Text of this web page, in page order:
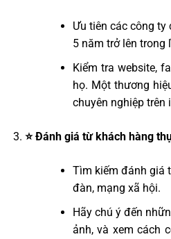
Ưu tiên các công
5 năm trở lên trong
Kiểm tra website,
họ. Một thương
chuyên nghiệp trên
⭐ Đánh giá từ khách hàng
Tìm kiếm đánh giá
đàn, mạng xã hội.
Hãy chú ý đến
ảnh, và xem cách